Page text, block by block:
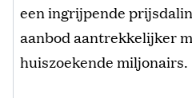
een ingrijpende
aanbod aantrekkelijker
huiszoekende miljonairs.